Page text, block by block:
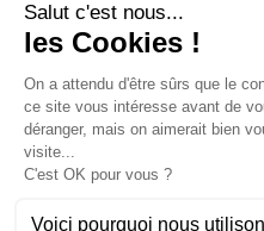
Ma facture
Mentions légales
Conditions générales
SERVICE
Pièces détachées